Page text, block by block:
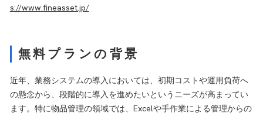
s://www.fineasset.jp/
無料プランの背景
近年、業務システムの導入においては、初期コストや運用負荷へ
の懸念から、段階的に導入を進めたいというニーズが高まってい
ます。特に物品管理の領域では、Excelや手作業による管理からの